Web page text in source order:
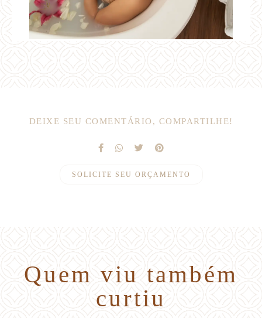
DEIXE SEU COMENTÁRIO, COMPARTILHE!
SOLICITE SEU ORÇAMENTO
Quem viu também
curtiu